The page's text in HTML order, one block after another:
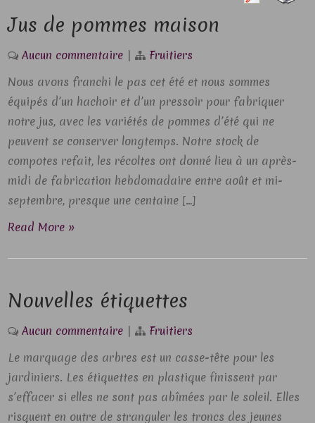
Jus de pommes maison
Aucun commentaire |
Fruitiers
Nous avons franchi le pas cet été et nous sommes
équipés d’un hachoir et d’un pressoir pour fabriquer
notre jus, avec les variétés de pommes d’été qui ne
peuvent se conserver longtemps. Notre stock de
compotes refait, les récoltes ont donné lieu à un après-
midi de fabrication hebdomadaire entre août et mi-
septembre, presque une centaine […]
Read More »
Nouvelles étiquettes
Aucun commentaire |
Fruitiers
Le marquage des arbres est un casse-tête pour les
jardiniers. Les étiquettes en plastique finissent par
s’effacer si elles ne sont pas abîmées par le soleil. Elles
risquent en outre de stranguler les troncs des jeunes